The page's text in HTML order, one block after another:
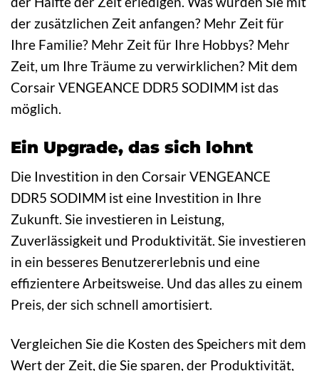
der zusätzlichen Zeit anfangen? Mehr Zeit für
Ihre Familie? Mehr Zeit für Ihre Hobbys? Mehr
Zeit, um Ihre Träume zu verwirklichen? Mit dem
Corsair VENGEANCE DDR5 SODIMM ist das
möglich.
Ein Upgrade, das sich lohnt
Die Investition in den Corsair VENGEANCE
DDR5 SODIMM ist eine Investition in Ihre
Zukunft. Sie investieren in Leistung,
Zuverlässigkeit und Produktivität. Sie investieren
in ein besseres Benutzererlebnis und eine
effizientere Arbeitsweise. Und das alles zu einem
Preis, der sich schnell amortisiert.
Vergleichen Sie die Kosten des Speichers mit dem
Wert der Zeit, die Sie sparen, der Produktivität,